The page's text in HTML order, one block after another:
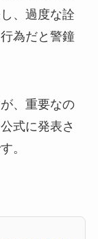
、過度な詮
為だと警鐘
、重要なの
式に発表さ
。